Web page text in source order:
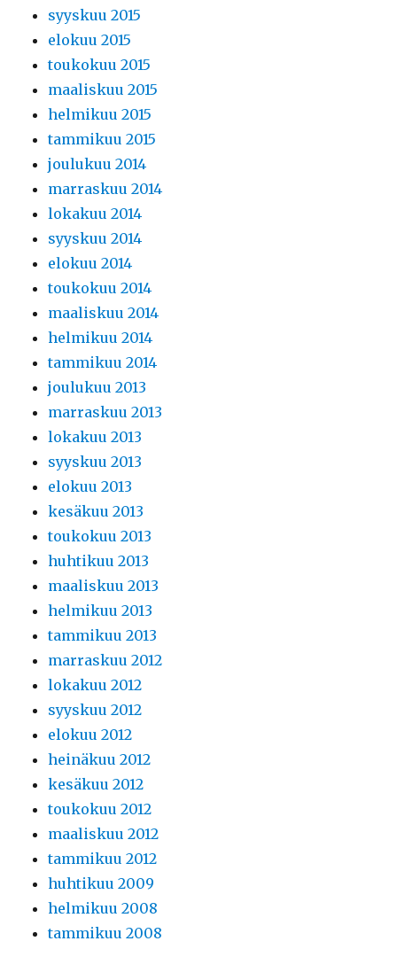
syyskuu 2015
elokuu 2015
toukokuu 2015
maaliskuu 2015
helmikuu 2015
tammikuu 2015
joulukuu 2014
marraskuu 2014
lokakuu 2014
syyskuu 2014
elokuu 2014
toukokuu 2014
maaliskuu 2014
helmikuu 2014
tammikuu 2014
joulukuu 2013
marraskuu 2013
lokakuu 2013
syyskuu 2013
elokuu 2013
kesäkuu 2013
toukokuu 2013
huhtikuu 2013
maaliskuu 2013
helmikuu 2013
tammikuu 2013
marraskuu 2012
lokakuu 2012
syyskuu 2012
elokuu 2012
heinäkuu 2012
kesäkuu 2012
toukokuu 2012
maaliskuu 2012
tammikuu 2012
huhtikuu 2009
helmikuu 2008
tammikuu 2008